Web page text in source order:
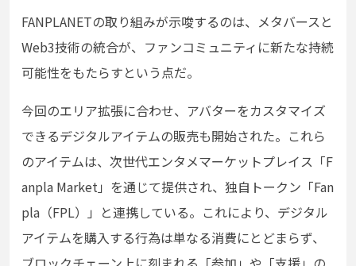
FANPLANETの取り組みが示唆するのは、メタバースと
Web3技術の統合が、ファンコミュニティに新たな持続
可能性をもたらすという点だ。
今回のエリア拡張に合わせ、アバターをカスタマイズ
できるデジタルアイテムの販売も開始された。これら
のアイテムは、次世代エンタメマーケットプレイス「F
anpla Market」を通じて提供され、独自トークン「Fan
pla（FPL）」と連携している。これにより、デジタル
アイテムを購入する行為は単なる消費にとどまらず、